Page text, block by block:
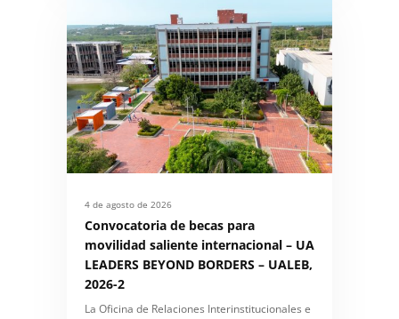
4 de agosto de 2026
Convocatoria de becas para
movilidad saliente internacional – UA
LEADERS BEYOND BORDERS – UALEB,
2026-2
La Oficina de Relaciones Interinstitucionales e